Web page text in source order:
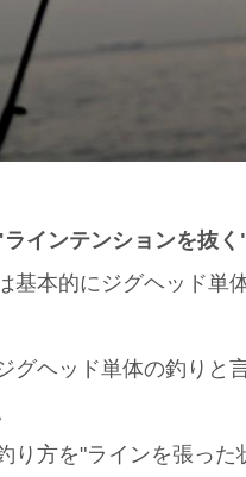
インテンションを抜
本的にジグヘッド単
グヘッド単体の釣りと
り方を"ラインを張った